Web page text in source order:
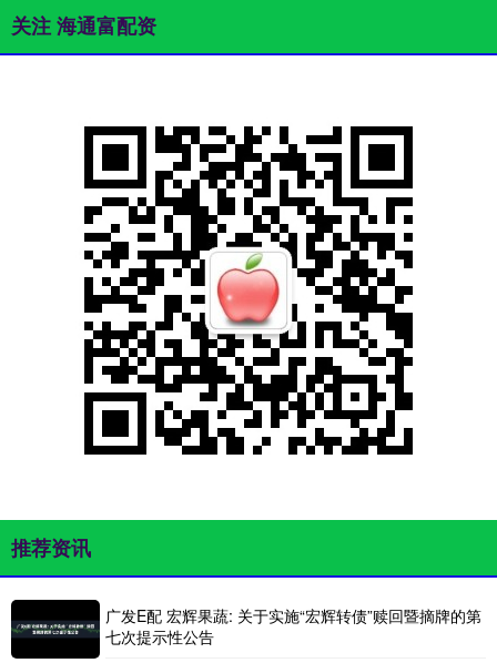
关注 海通富配资
推荐资讯
广发E配 宏辉果蔬: 关于实施“宏辉转债”赎回暨摘牌的第
七次提示性公告